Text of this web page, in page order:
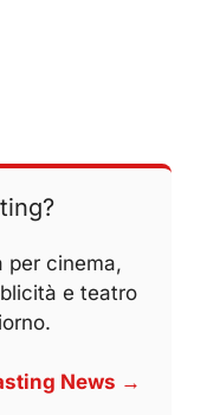
per cinema,
e teatro
News →